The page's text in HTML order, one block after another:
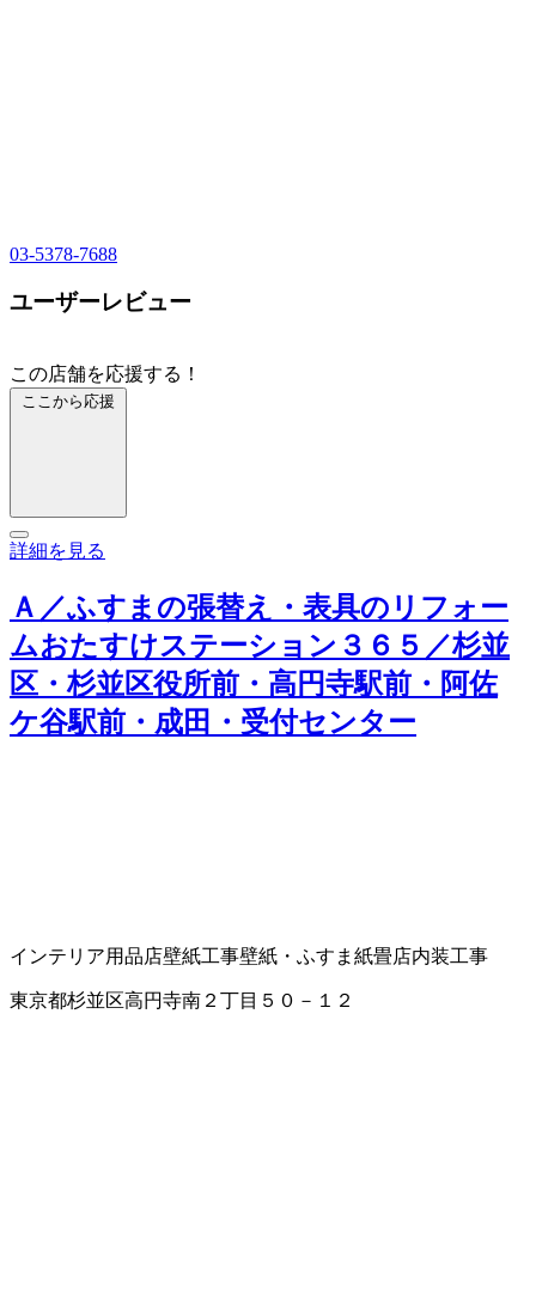
03-5378-7688
ユーザーレビュー
この店舗を応援する！
ここから応援
詳細を見る
Ａ／ふすまの張替え・表具のリフォー
ムおたすけステーション３６５／杉並
区・杉並区役所前・高円寺駅前・阿佐
ケ谷駅前・成田・受付センター
インテリア用品店壁紙工事壁紙・ふすま紙畳店内装工事
東京都杉並区高円寺南２丁目５０－１２